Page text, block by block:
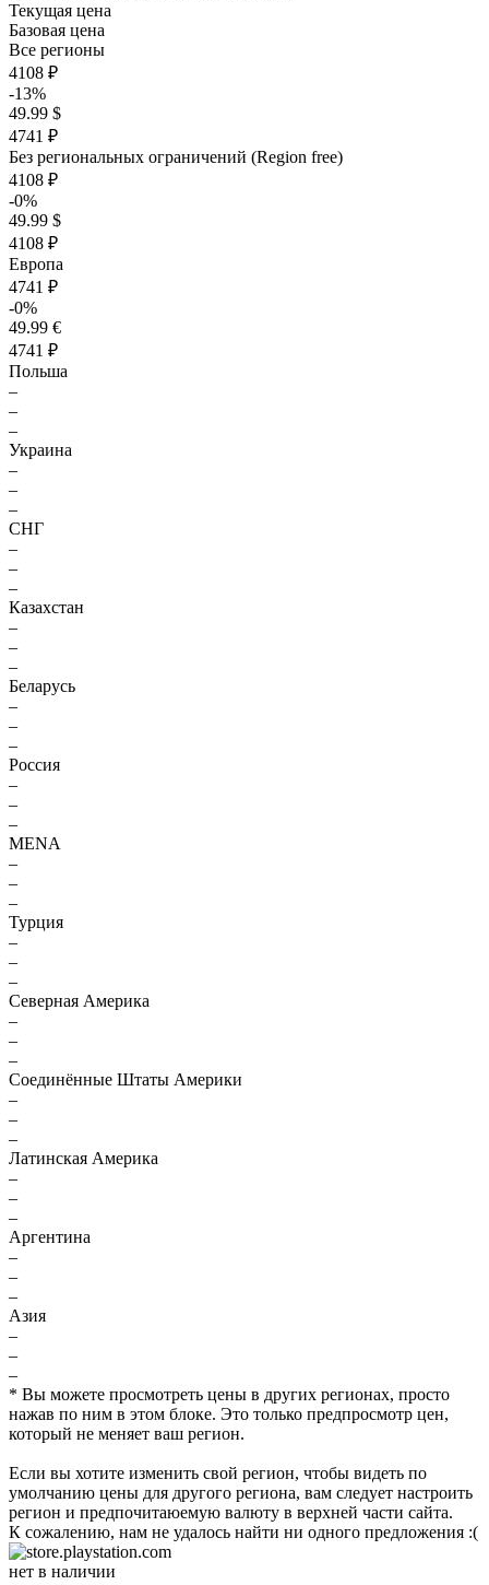
Текущая цена
Базовая цена
Все регионы
4108 ₽
-13%
49.99 $
4741 ₽
Без региональных ограничений (Region free)
4108 ₽
-0%
49.99 $
4108 ₽
Европа
4741 ₽
-0%
49.99 €
4741 ₽
Польша
–
–
–
Украина
–
–
–
СНГ
–
–
–
Казахстан
–
–
–
Беларусь
–
–
–
Россия
–
–
–
MENA
–
–
–
Турция
–
–
–
Северная Америка
–
–
–
Соединённые Штаты Америки
–
–
–
Латинская Америка
–
–
–
Аргентина
–
–
–
Азия
–
–
–
* Вы можете просмотреть цены в других регионах, просто
нажав по ним в этом блоке. Это только предпросмотр цен,
который не меняет ваш регион.
Если вы хотите изменить свой регион, чтобы видеть по
умолчанию цены для другого региона, вам следует настроить
регион и предпочитаюемую валюту в верхней части сайта.
К сожалению, нам не удалось найти ни одного предложения :(
нет в наличии